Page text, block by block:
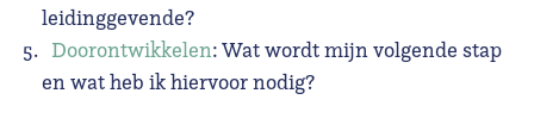
leidinggevende?
Doorontwikkelen: Wat wordt mijn volgende stap
en wat heb ik hiervoor nodig?